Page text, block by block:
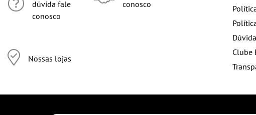
dúvida fale
conosco
Nossas lojas
conosco
Clube